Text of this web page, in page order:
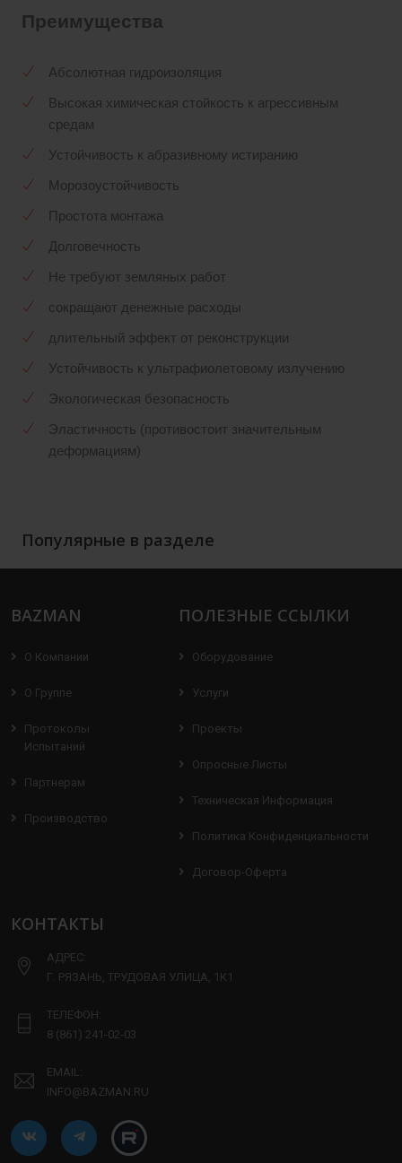
Преимущества
Абсолютная гидроизоляция
Высокая химическая стойкость к агрессивным
средам
Устойчивость к абразивному истиранию
Морозоустойчивость
Простота монтажа
Долговечность
Не требуют земляных работ
сокращают денежные расходы
длительный эффект от реконструкции
Устойчивость к ультрафиолетовому излучению
Экологическая безопасность
Эластичность (противостоит значительным
деформациям)
Популярные в разделе
BAZMAN
О Компании
О Группе
Протоколы
Испытаний
Партнерам
Производство
ПОЛЕЗНЫЕ ССЫЛКИ
Оборудование
Услуги
Проекты
Опросные Листы
Техническая Информация
Политика Конфиденциальности
Договор-Оферта
КОНТАКТЫ
АДРЕС:
Г. РЯЗАНЬ, ТРУДОВАЯ УЛИЦА, 1К1
ТЕЛЕФОН:
8 (861) 241-02-03
EMAIL:
INFO@BAZMAN.RU